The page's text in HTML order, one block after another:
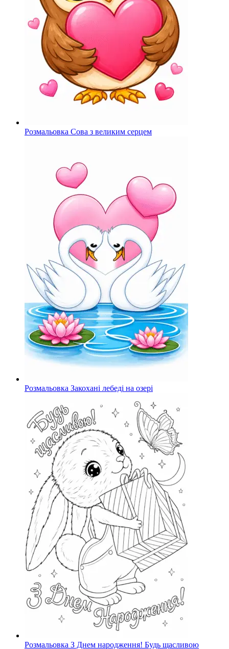
Розмальовка Сова з великим серцем
Розмальовка Закохані лебеді на озері
Розмальовка З Днем народження! Будь щасливою